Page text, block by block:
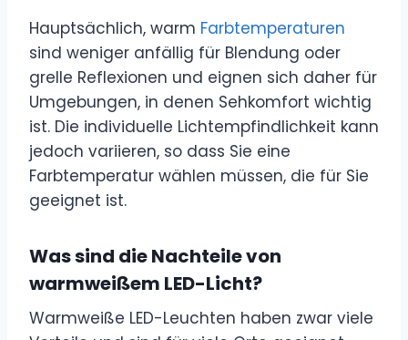
Hauptsächlich, warm Farbtemperaturen
sind weniger anfällig für Blendung oder
grelle Reflexionen und eignen sich daher für
Umgebungen, in denen Sehkomfort wichtig
ist. Die individuelle Lichtempfindlichkeit kann
jedoch variieren, so dass Sie eine
Farbtemperatur wählen müssen, die für Sie
geeignet ist.
Was sind die Nachteile von
warmweißem LED-Licht?
Warmweiße LED-Leuchten haben zwar viele